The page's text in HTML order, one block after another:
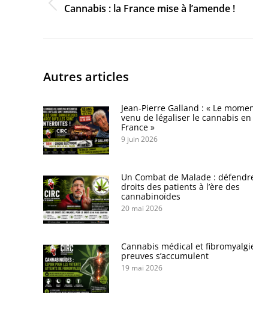
Onglet
précédent
Cannabis : la France mise à l’amende !
Autres articles
Jean-Pierre Galland : « Le
venu de légaliser le cannabis en
France »
9 juin 2026
Un Combat de Malade :
droits des patients à l’ère des
cannabinoïdes
20 mai 2026
Cannabis médical et
preuves s’accumulent
19 mai 2026